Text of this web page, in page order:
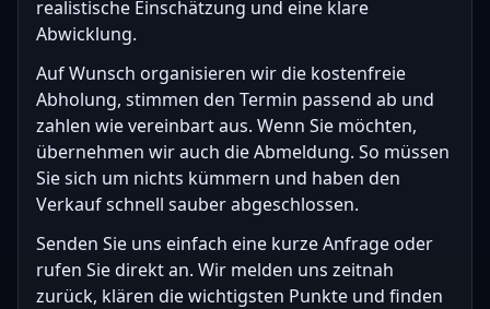
realistische Einschätzung und eine klare
Abwicklung.
Auf Wunsch organisieren wir die kostenfreie
Abholung, stimmen den Termin passend ab und
zahlen wie vereinbart aus. Wenn Sie möchten,
übernehmen wir auch die Abmeldung. So müssen
Sie sich um nichts kümmern und haben den
Verkauf schnell sauber abgeschlossen.
Senden Sie uns einfach eine kurze Anfrage oder
rufen Sie direkt an. Wir melden uns zeitnah
zurück, klären die wichtigsten Punkte und finden